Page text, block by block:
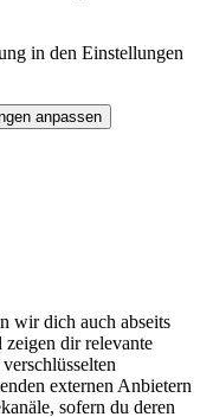
in den Einstellungen
anpassen
wir dich auch abseits
zeigen dir relevante
externen Anbietern
sofern du deren